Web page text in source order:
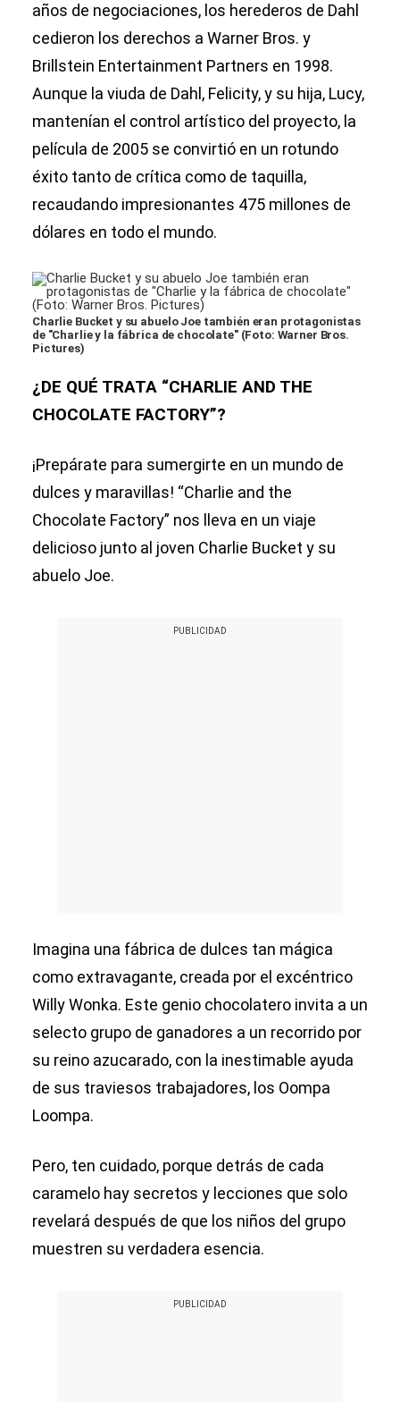
años de negociaciones, los herederos de Dahl
cedieron los derechos a Warner Bros. y
Brillstein Entertainment Partners en 1998.
Aunque la viuda de Dahl, Felicity, y su hija, Lucy,
mantenían el control artístico del proyecto, la
película de 2005 se convirtió en un rotundo
éxito tanto de crítica como de taquilla,
recaudando impresionantes 475 millones de
dólares en todo el mundo.
Charlie Bucket y su abuelo Joe también eran protagonistas
de "Charlie y la fábrica de chocolate" (Foto: Warner Bros.
Pictures)
¿DE QUÉ TRATA “CHARLIE AND THE
CHOCOLATE FACTORY”?
¡Prepárate para sumergirte en un mundo de
dulces y maravillas! “Charlie and the
Chocolate Factory” nos lleva en un viaje
delicioso junto al joven Charlie Bucket y su
abuelo Joe.
Imagina una fábrica de dulces tan mágica
como extravagante, creada por el excéntrico
Willy Wonka. Este genio chocolatero invita a un
selecto grupo de ganadores a un recorrido por
su reino azucarado, con la inestimable ayuda
de sus traviesos trabajadores, los Oompa
Loompa.
Pero, ten cuidado, porque detrás de cada
caramelo hay secretos y lecciones que solo
revelará después de que los niños del grupo
muestren su verdadera esencia.